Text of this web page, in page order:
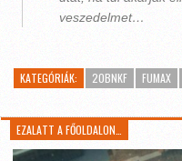
veszedelmet…
KATEGÓRIÁK: 20BNKF FUMAX
EZALATT A FŐOLDALON…